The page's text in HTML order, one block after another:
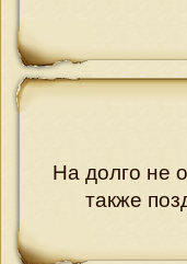
На долго не
также